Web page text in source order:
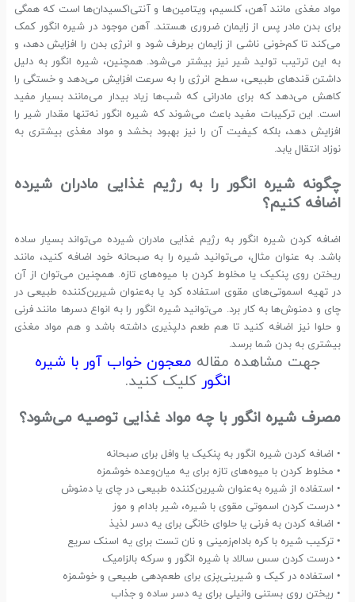
مواد مغذی مانند آهن، کلسیم، ویتامین‌ها و آنتی‌اکسیدان‌ها است که همگی
برای بدن مادر پس از زایمان ضروری هستند. آهن موجود در شیره انگور کمک
می‌کند تا کم‌خونی ناشی از زایمان برطرف شود و انرژی بدن را افزایش دهد، و
به این ترتیب تولید شیر نیز بیشتر می‌شود. همچنین، شیره انگور به دلیل
داشتن قندهای طبیعی، سطح انرژی را به سرعت افزایش می‌دهد و خستگی را
کاهش می‌دهد که برای مادرانی که شب‌ها زیاد بیدار می‌مانند بسیار مفید
است. این ترکیبات مفید باعث می‌شوند که شیره انگور نه‌تنها مقدار شیر را
افزایش دهد، بلکه کیفیت آن را نیز بهبود بخشد و مواد مغذی بیشتری به
نوزاد انتقال یابد.
چگونه شیره انگور را به رژیم غذایی مادران شیرده
اضافه کنیم؟
اضافه کردن شیره انگور به رژیم غذایی مادران شیرده می‌تواند بسیار ساده
باشد. به عنوان مثال، می‌توانید شیره را به صبحانه خود اضافه کنید، مانند
ریختن روی پنکیک یا مخلوط کردن با میوه‌های تازه. همچنین می‌توان از آن
در تهیه اسموتی‌های مقوی استفاده کرد یا به‌عنوان شیرین‌کننده طبیعی در
چای و دمنوش‌ها به کار برد. می‌توانید شیره انگور را به انواع دسرها مانند فرنی
و حلوا نیز اضافه کنید تا هم طعم دلپذیری داشته باشد و هم مواد مغذی
بیشتری به بدن شما برسد.
جهت مشاهده مقاله معجون خواب آور با شیره
انگور کلیک کنید.
مصرف شیره انگور با چه مواد غذایی توصیه می‌شود؟
• اضافه کردن شیره انگور به پنکیک یا وافل برای صبحانه
• مخلوط کردن با میوه‌های تازه برای یه میان‌وعده خوشمزه
• استفاده از شیره به‌عنوان شیرین‌کننده طبیعی در چای یا دمنوش
• درست کردن اسموتی مقوی با شیره، شیر بادام و موز
• اضافه کردن به فرنی یا حلوای خانگی برای یه دسر لذیذ
• ترکیب شیره با کره بادام‌زمینی و نان تست برای یه اسنک سریع
• درست کردن سس سالاد با شیره انگور و سرکه بالزامیک
• استفاده در کیک و شیرینی‌پزی برای طعم‌دهی طبیعی و خوشمزه
• ریختن روی بستنی وانیلی برای یه دسر ساده و جذاب